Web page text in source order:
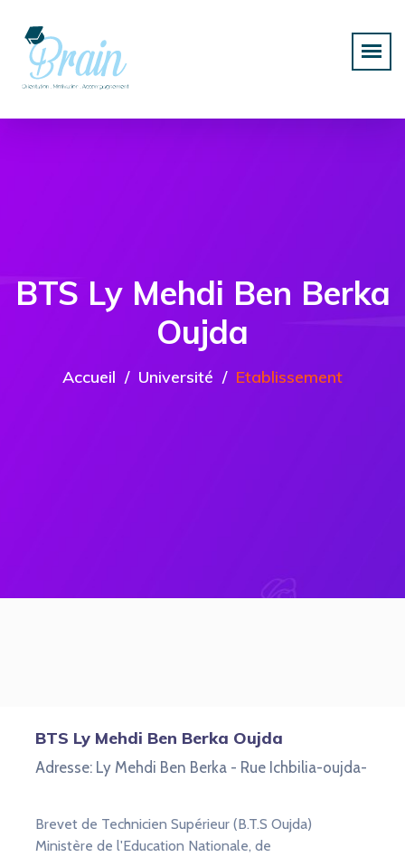
BTS Ly Mehdi Ben Berka
Oujda
Accueil Université Etablissement
BTS Ly Mehdi Ben Berka Oujda
Adresse: Ly Mehdi Ben Berka - Rue Ichbilia-oujda-
Brevet de Technicien Supérieur (B.T.S Oujda)
Ministère de l'Education Nationale, de